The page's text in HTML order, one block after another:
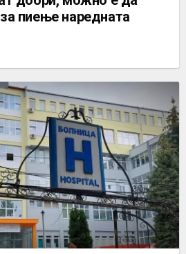
пиење наредната